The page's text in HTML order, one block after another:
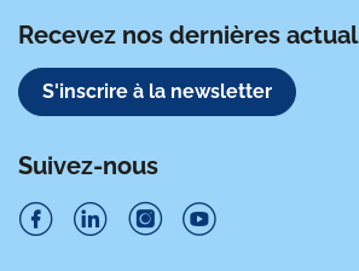
Recevez nos dernières
S'inscrire à la newsletter
Suivez-nous